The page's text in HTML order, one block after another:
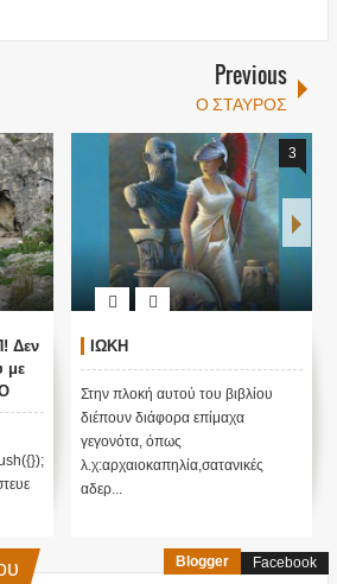
Previous
Ο ΣΤΑΥΡΟΣ
Δεν
με
3
ΙΩΚΗ
Στην πλοκή αυτού του βιβλίου
διέπουν διάφορα επίμαχα
γεγονότα, όπως
λ.χ:αρχαιοκαπηλία,σατανικές
αδερ...
Blogger Facebook